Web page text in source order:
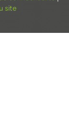
site